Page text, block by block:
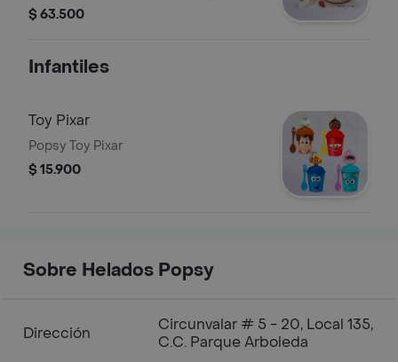
y cerezas, 12 unidades.
$ 63.500
Infantiles
Toy Pixar
Popsy Toy Pixar
$ 15.900
Sobre Helados Popsy
Dirección
Circunvalar # 5 - 20, Local 135,
C.C. Parque Arboleda